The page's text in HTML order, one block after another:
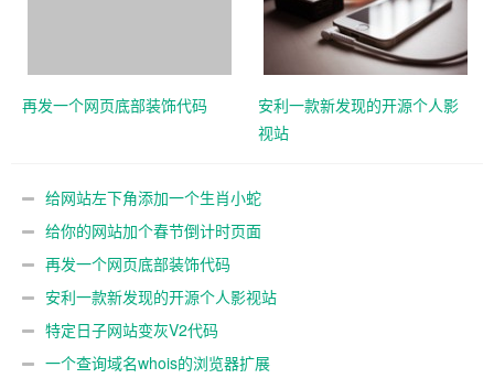
再发一个网页底部装饰代码
安利一款新发现的开源个人影
视站
给网站左下角添加一个生肖小蛇
给你的网站加个春节倒计时页面
再发一个网页底部装饰代码
安利一款新发现的开源个人影视站
特定日子网站变灰V2代码
一个查询域名whois的浏览器扩展